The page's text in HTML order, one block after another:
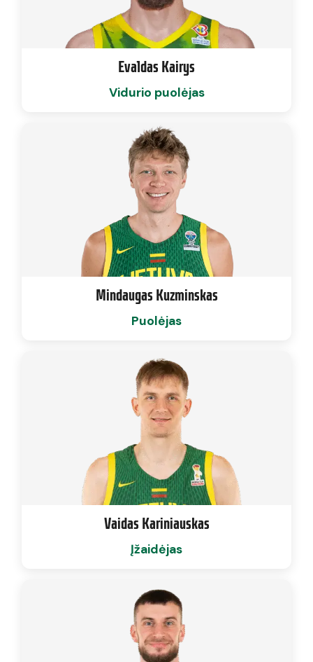
Evaldas Kairys
Vidurio puolėjas
Mindaugas Kuzminskas
Puolėjas
Vaidas Kariniauskas
Įžaidėjas